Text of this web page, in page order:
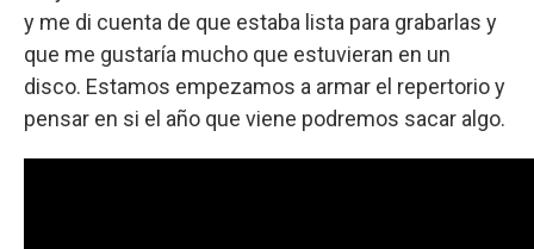
y me di cuenta de que estaba lista para grabarlas y
que me gustaría mucho que estuvieran en un
disco. Estamos empezamos a armar el repertorio y
pensar en si el año que viene podremos sacar algo.